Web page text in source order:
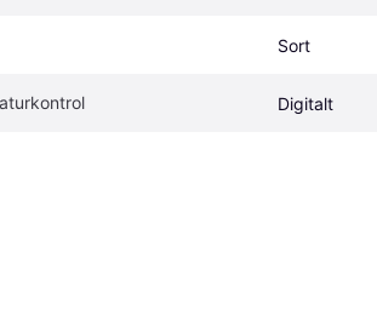
Sort
Digitalt